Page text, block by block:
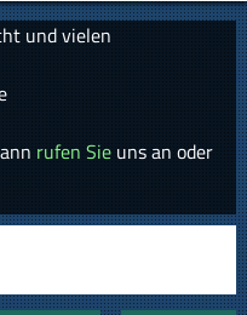
und vielen
rufen Sie uns an oder